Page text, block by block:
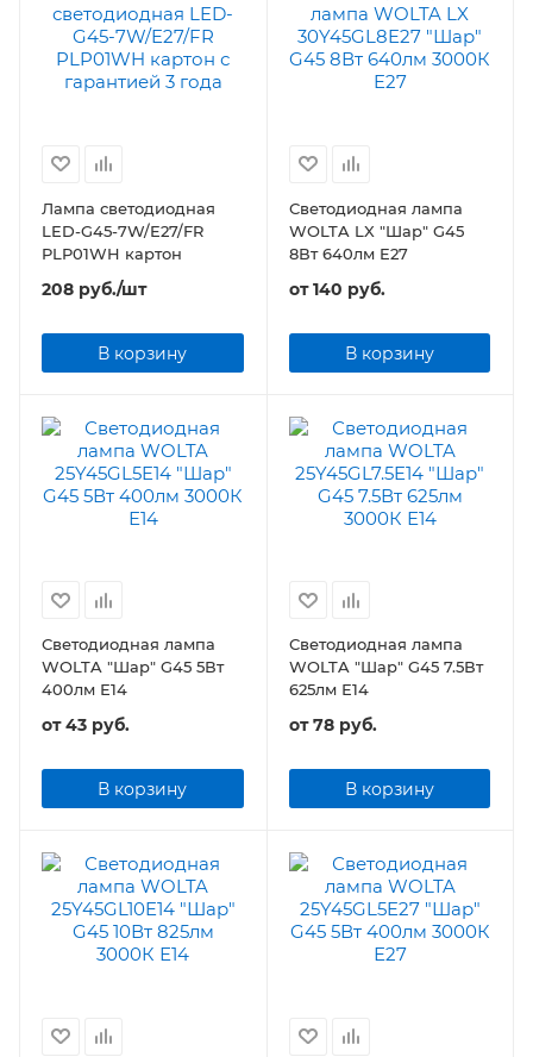
Лампа светодиодная
LED-G45-7W/E27/FR
PLP01WH картон
208 руб./шт
В корзину
Светодиодная лампа
WOLTA LX "Шар" G45
8Вт 640лм E27
от140 руб.
В корзину
Светодиодная лампа
WOLTA "Шар" G45 5Вт
400лм Е14
от43 руб.
В корзину
Светодиодная лампа
WOLTA "Шар" G45 7.5Вт
625лм Е14
от78 руб.
В корзину